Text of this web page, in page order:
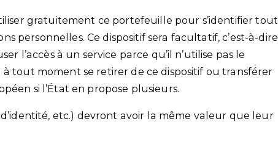
gratuitement ce portefeuille pour s’identifier tout
personnelles. Ce dispositif sera facultatif, c’est-à-dire
l’accès à un service parce qu’il n’utilise pas le
tout moment se retirer de ce dispositif ou transférer
si l’État en propose plusieurs.
etc.) devront avoir la même valeur que leur